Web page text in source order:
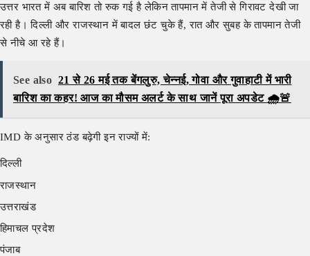
उत्तर भारत में अब बारिश तो रुक गई है लेकिन तापमान में तेजी से गिरावट देखी जा
रही है। दिल्ली और राजस्थान में बादल छंट चुके हैं, रात और सुबह के तापमान तेजी
से नीचे आ रहे हैं।
See also 21 से 26 मई तक बेंगलुरु, चेन्नई, गोवा और गुवाहाटी में भारी
बारिश का कहर! आज का मौसम अलर्ट के साथ जानें पूरा अपडेट 🌧️🚨
IMD के अनुसार ठंड बढ़ेगी इन राज्यों में:
दिल्ली
राजस्थान
उत्तराखंड
हिमाचल प्रदेश
पंजाब